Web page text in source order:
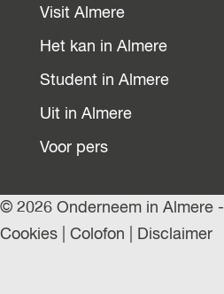
Visit Almere
Het kan in Almere
Student in Almere
Uit in Almere
Voor pers
© 2026 Onderneem in Almere -
Cookies
Colofon Disclaimer